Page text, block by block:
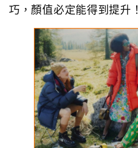
巧，顏值必定能得到提升！